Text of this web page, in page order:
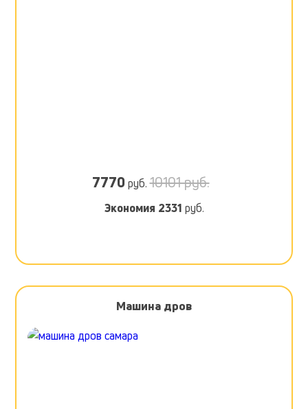
7770 руб.10101 руб.
Экономия 2331 руб.
Машина дров